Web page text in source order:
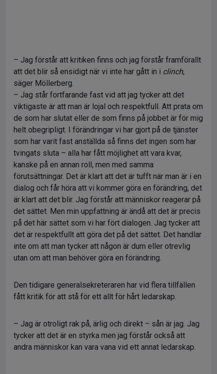
– Jag förstår att kritiken finns och jag förstår framförallt
att det blir så ensidigt när vi inte har gått in i clinch,
säger Möllerberg.
– Jag står fortfarande fast vid att jag tycker att det
viktigaste är att man är lojal och respektfull. Att prata om
de som har slutat eller de som finns på jobbet är för mig
helt obegripligt. I förändringar vi har gjort på de tjänster
som har varit fast anställda så finns det ingen som har
tvingats sluta – alla har fått möjlighet att vara kvar,
kanske på en annan roll, men med samma
förutsättningar. Det är klart att det är tufft när man är i en
dialog och får höra att vi kommer göra en förändring, det
är klart att det blir. Jag förstår att människor reagerar på
det sättet. Men min uppfattning är ändå att det är precis
på det här sättet som vi har fört dialogen. Jag tycker att
det är respektfullt att göra det på det sättet. Det handlar
inte om att man tycker att någon är dum eller otrevlig
utan om att man behöver göra en förändring.
Den tidigare generalsekreteraren har vid flera tillfällen
fått kritik för att stå för ett allt för hårt ledarskap.
– Jag är otroligt rak på, ärlig och direkt – sån är jag. Jag
tycker att det är en styrka men jag förstår också att
andra människor kan vara vana vid ett annat ledarskap.